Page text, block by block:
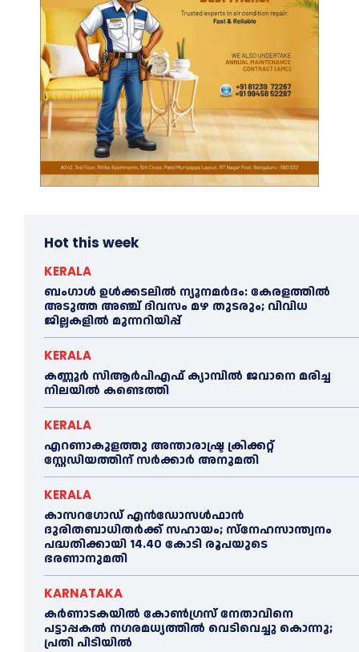
Hot this week
KERALA
ബംഗാൾ ഉൾക്കടലിൽ ന്യൂനമർദം: കേരളത്തിൽ
അടുത്ത അഞ്ച് ദിവസം മഴ തുടരും; വിവിധ
ജില്ലകളിൽ മുന്നറിയിപ്പ്
KERALA
കണ്ണൂര്‍ സിആര്‍പിഎഫ് ക്യാമ്പില്‍ ജവാനെ മരിച്ച
നിലയില്‍ കണ്ടെത്തി
KERALA
എറണാകുളത്തു അന്താരാഷ്ട്ര ക്രിക്കറ്റ്
സ്റ്റേഡിയത്തിന് സര്‍ക്കാര്‍ അനുമതി
KERALA
കാസറഗോഡ് എന്‍ഡോസള്‍ഫാന്‍
ദുരിതബാധിതര്‍ക്ക് സഹായം; സ്‌നേഹസാന്ത്വനം
പദ്ധതിക്കായി 14.40 കോടി രൂപയുടെ
ഭരണാനുമതി
KARNATAKA
കർണാടകയിൽ കോണ്‍ഗ്രസ് നേതാവിനെ
പട്ടാപ്പകല്‍ നഗരമധ്യത്തില്‍ വെടിവെച്ചു കൊന്നു;
പ്രതി പിടിയില്‍